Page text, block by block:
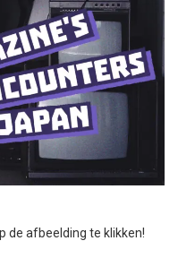
de afbeelding te klikken!